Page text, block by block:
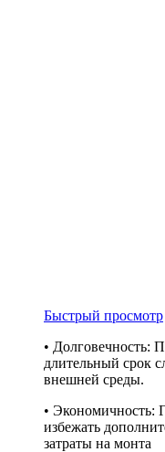
Быстрый просмотр
• Долговечность:
длительный срок
внешней среды.
• Экономичность:
избежать
затраты на монта